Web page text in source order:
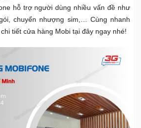
hỗ trợ người dùng nhiều vấn đề như
chuyển nhượng sim,… Cùng nhanh
tiết cửa hàng Mobi tại đây ngay nhé!